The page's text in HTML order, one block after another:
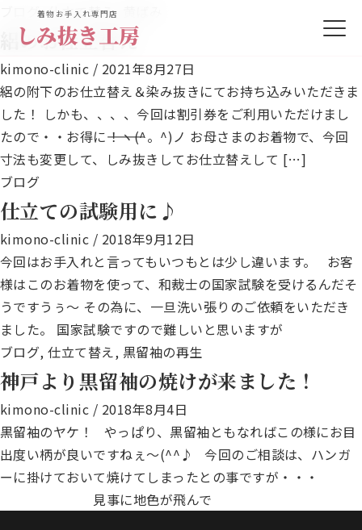
着物お手入れ専門店
しみ抜き工房
ブログ,仕立て替え,
絽のお仕立替え
kimono-clinic / 2021年8月27日
絽の附下のお仕立替え＆染み抜きにてお持ち込みいただきま
した！ しかも、、、、今回は割引券をご利用いただけまし
たので・・お得に――――――！ヽ(^。^)ノ お母さまのお着物で、今回
寸法も変更して、しみ抜きしてお仕立替えして […]
ブログ
仕立ての試験用に♪
kimono-clinic / 2018年9月12日
今回はお手入れと言ってもいつもとは少し違います。 お客
様はこのお着物を使って、和裁士の国家試験を受けるんだそ
うですうぅ～ その為に、一旦洗い張りのご依頼をいただき
ました。 国家試験ですので難しいと思いますが
ブログ,仕立て替え, 黒留袖の再生
神戸より黒留袖の焼けが来ました！
kimono-clinic / 2018年8月4日
黒留袖のヤケ！ やっぱり、黒留袖ともなればこの様にお目
出度い柄が良いですねぇ～(^^♪ 今回のご相談は、ハンガ
ーに掛けておいて焼けてしまったとの事ですが・・・
見事に地色が飛んで